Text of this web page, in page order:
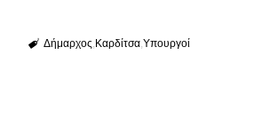
Δήμαρχος Καρδίτσα Υπουργοί